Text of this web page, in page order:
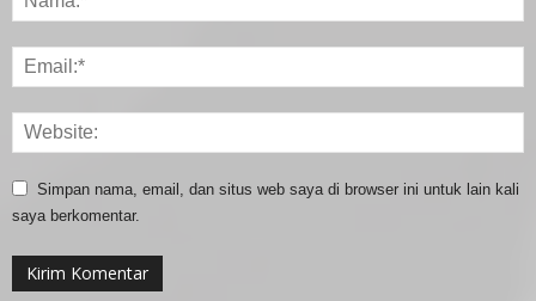
Simpan nama, email, dan situs web saya di browser ini untuk lain kali
saya berkomentar.